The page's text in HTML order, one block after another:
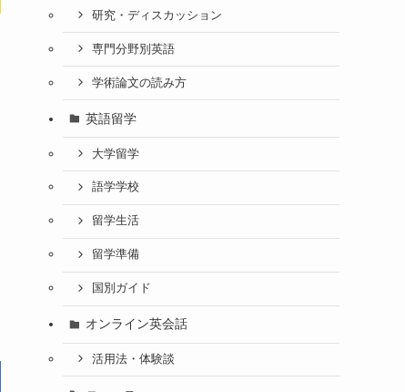
研究・ディスカッション
専門分野別英語
学術論文の読み方
英語留学
大学留学
語学学校
留学生活
留学準備
国別ガイド
オンライン英会話
活用法・体験談